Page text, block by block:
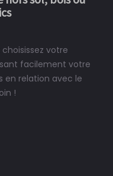
votre
facilement votre
en relation avec le
!